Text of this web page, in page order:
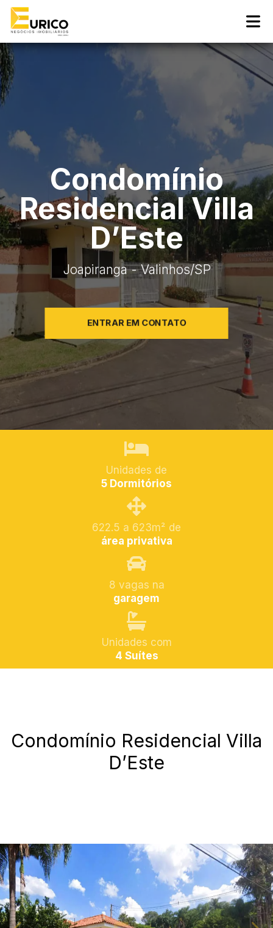
Condomínio
Residencial Villa
D’Este
Joapiranga - Valinhos/SP
ENTRAR EM CONTATO
Unidades de
5 Dormitórios
622.5 a 623m² de
área privativa
8 vagas na
garagem
Unidades com
4 Suítes
Condomínio Residencial Villa
D’Este